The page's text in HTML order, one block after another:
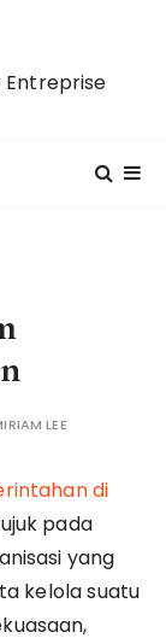
Entreprise
LEE
di
pada
yang
kelola suatu